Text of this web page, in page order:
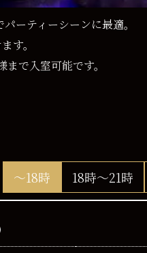
ーティーシーンに最適。
す。
で入室可能です。
～18時 18時～21時